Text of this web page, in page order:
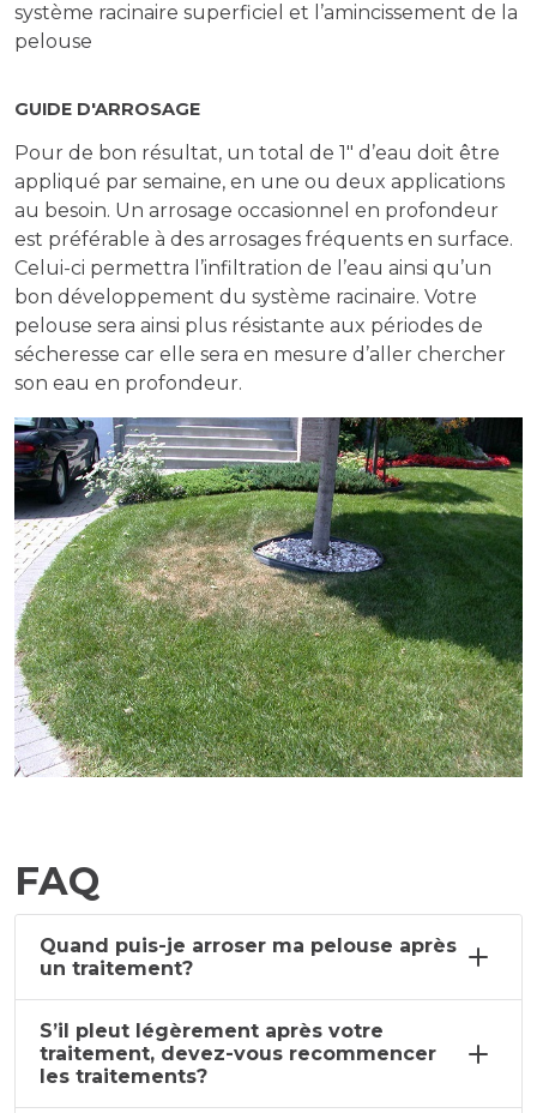
système racinaire superficiel et l’amincissement de la
pelouse
GUIDE D'ARROSAGE
Pour de bon résultat, un total de 1″ d’eau doit être
appliqué par semaine, en une ou deux applications
au besoin. Un arrosage occasionnel en profondeur
est préférable à des arrosages fréquents en surface.
Celui-ci permettra l’infiltration de l’eau ainsi qu’un
bon développement du système racinaire. Votre
pelouse sera ainsi plus résistante aux périodes de
sécheresse car elle sera en mesure d’aller chercher
son eau en profondeur.
FAQ
Quand puis-je arroser ma pelouse après
un traitement?
S’il pleut légèrement après votre
traitement, devez-vous recommencer
les traitements?